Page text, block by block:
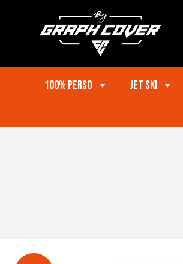
100% perso Jet ski